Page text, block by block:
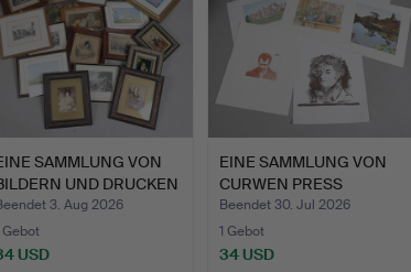
SAMMLUNG VON
UND DRUCKEN
3. Aug 2026
Gebot
USD
EINE SAMMLUNG VON
CURWEN PRESS
LITHOGRAFIE…
Beendet 30. Jul 2026
1 Gebot
34 USD